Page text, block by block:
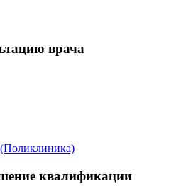
врача
(Поликлиника)
квалификации